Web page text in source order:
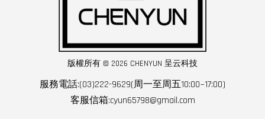
版權所有 © 2026 CHENYUN 呈云科技
服務電話:(03)222-9629(周一至周五10:00~17:00)
客服信箱:cyun65798@gmail.com